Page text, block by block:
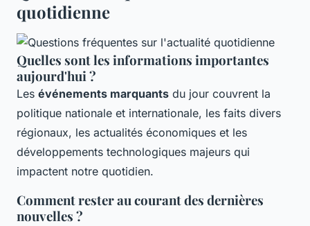
quotidienne
Quelles sont les informations importantes
aujourd'hui ?
Les événements marquants du jour couvrent la
politique nationale et internationale, les faits divers
régionaux, les actualités économiques et les
développements technologiques majeurs qui
impactent notre quotidien.
Comment rester au courant des dernières
nouvelles ?